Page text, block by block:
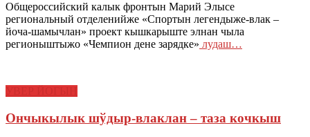
Общероссийский калык фронтын Марий Элысе
региональный отделенийже «Спортын легендыже-влак –
йоча-шамычлан» проект кышкарыште элнан чыла
регионыштыжо «Чемпион дене зарядке» лудаш…
Ончыкылык шўдыр-влаклан – таза кочкыш